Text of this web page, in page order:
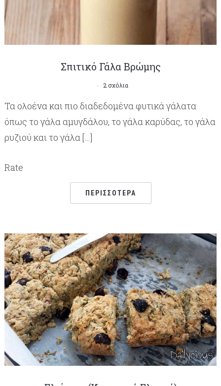
Σπιτικό Γάλα Βρώμης
2 σχόλια
Τα ολοένα και πιο διαδεδομένα φυτικά γάλατα
όπως το γάλα αμυγδάλου, το γάλα καρύδας, το γάλα
ρυζιού και το γάλα […]
Rate
ΠΕΡΙΣΣΌΤΕΡΑ